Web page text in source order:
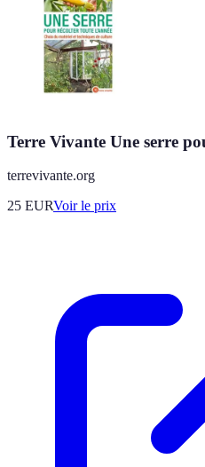
Terre Vivante Une serre
terrevivante.org
25 EURVoir le prix